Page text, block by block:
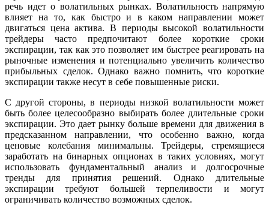
речь идет о волатильных рынках. Волатильность напрямую
влияет на то, как быстро и в каком направлении может
двигаться цена актива. В периоды высокой волатильности
трейдеры часто предпочитают более короткие сроки
экспирации, так как это позволяет им быстрее реагировать на
рыночные изменения и потенциально увеличить количество
прибыльных сделок. Однако важно помнить, что короткие
экспирации также несут в себе повышенные риски.
С другой стороны, в периоды низкой волатильности может
быть более целесообразно выбирать более длительные сроки
экспирации. Это дает рынку больше времени для движения в
предсказанном направлении, что особенно важно, когда
ценовые колебания минимальны. Трейдеры, стремящиеся
заработать на бинарных опционах в таких условиях, могут
использовать фундаментальный анализ и долгосрочные
тренды для принятия решений. Однако длительные
экспирации требуют большей терпеливости и могут
ограничивать количество возможных сделок.